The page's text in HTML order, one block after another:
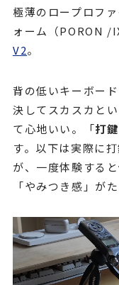
極薄のロープロフ
ォーム（PORON /
V2。
背の低いキーボー
決してスカスカと
て心地いい。「打
す。以下は実際に
が、一度体験する
「やみつき感」が